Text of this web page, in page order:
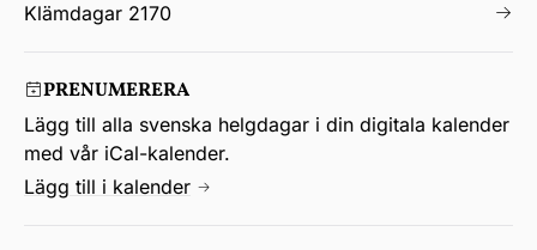
Klämdagar 2170
PRENUMERERA
Lägg till alla svenska helgdagar i din digitala kalender
med vår iCal-kalender.
Lägg till i kalender